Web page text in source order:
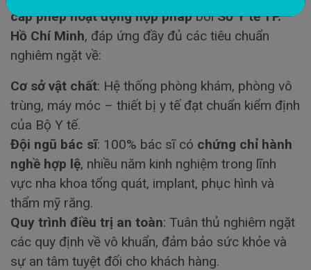
cấp phép hoạt động hợp phápbởiSở Y tế TP.
Hồ Chí Minh, đáp ứng đầy đủ các tiêu chuẩn
nghiêm ngặt về:
Cơ sở vật chất: Hệ thống phòng khám, phòng vô
trùng, máy móc – thiết bị y tế đạt chuẩn kiểm định
của Bộ Y tế.
Đội ngũ bác sĩ: 100% bác sĩ có chứng chỉ hành
nghề hợp lệ, nhiều năm kinh nghiệm trong lĩnh
vực nha khoa tổng quát, implant, phục hình và
thẩm mỹ răng.
Quy trình điều trị an toàn: Tuân thủ nghiêm ngặt
các quy định về vô khuẩn, đảm bảo sức khỏe và
sự an tâm tuyệt đối cho khách hàng.